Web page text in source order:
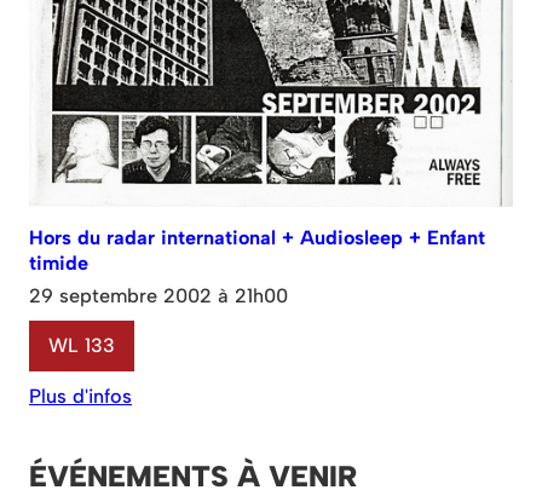
Hors du radar international + Audiosleep + Enfant
timide
29 septembre 2002 à 21h00
WL 133
Plus d'infos
ÉVÉNEMENTS À VENIR